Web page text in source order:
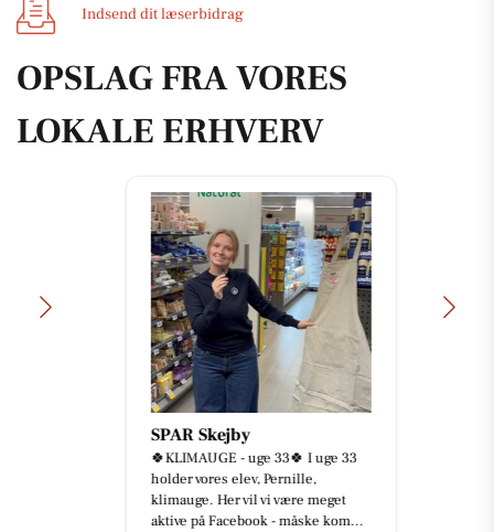
Indsend dit læserbidrag
OPSLAG FRA VORES
LOKALE ERHVERV
SPAR Skejby
🍀KLIMAUGE - uge 33🍀 I uge 33
holder vores elev, Pernille,
klimauge. Her vil vi være meget
aktive på Facebook - måske kom...